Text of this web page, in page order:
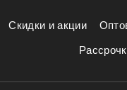
Скидки и акции